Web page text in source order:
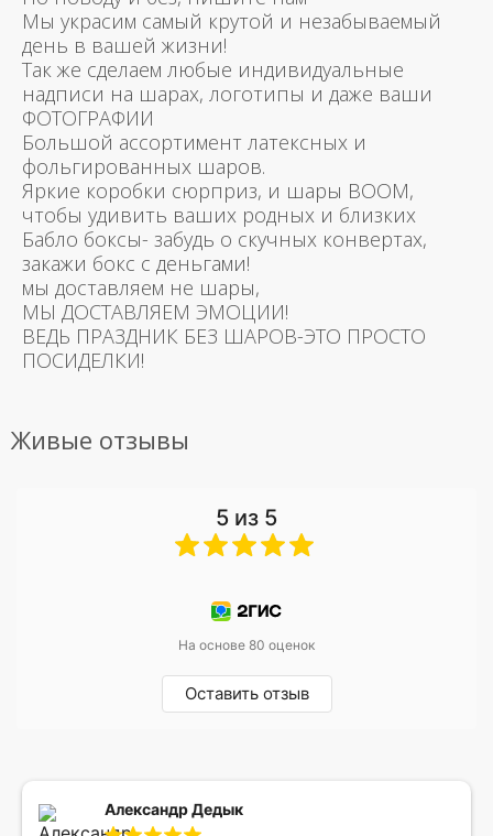
Мы украсим самый крутой и незабываемый
день в вашей жизни!
Так же сделаем любые индивидуальные
надписи на шарах, логотипы и даже ваши
ФОТОГРАФИИ
Большой ассортимент латексных и
фольгированных шаров.
Яркие коробки сюрприз, и шары BOOM,
чтобы удивить ваших родных и близких
Бабло боксы- забудь о скучных конвертах,
закажи бокс с деньгами!
мы доставляем не шары,
МЫ ДОСТАВЛЯЕМ ЭМОЦИИ!
ВЕДЬ ПРАЗДНИК БЕЗ ШАРОВ-ЭТО ПРОСТО
ПОСИДЕЛКИ!
Живые отзывы
5 из 5
На основе 80 оценок
Оставить отзыв
Александр Дедык